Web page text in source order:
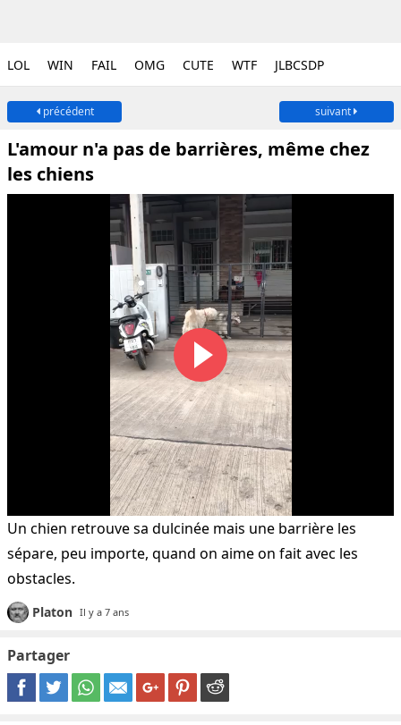
LOL WIN FAIL OMG CUTE WTF JLBCSDP
précédent suivant
L'amour n'a pas de barrières, même chez
les chiens
Un chien retrouve sa dulcinée mais une barrière les
sépare, peu importe, quand on aime on fait avec les
obstacles.
Platon Il y a 7 ans
Partager